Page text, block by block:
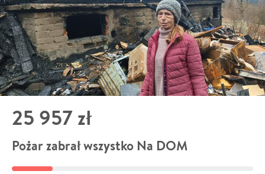
25 957 zł
Pożar zabrał wszystko Na DOM